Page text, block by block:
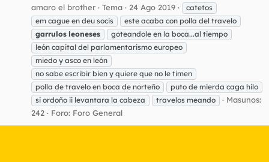
amaro el brother Tema 24 Ago 2019
catetos
em cague en deu socis
este acaba con polla del travelo
garrulos leoneses
goteandole en la boca...al tiempo
león capital del parlamentarismo europeo
miedo y asco en león
no sabe escribir bien y quiere que no le timen
polla de travelo en boca de norteño
puto de mierda caga hilo
si ordoño ii levantara la cabeza
travelos meando
Masunos:
242
Foro: Foro General